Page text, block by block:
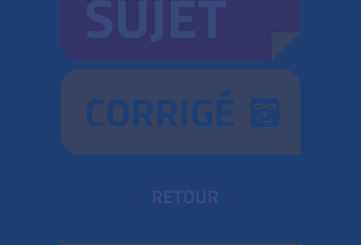
CORRIGÉ
RETOUR